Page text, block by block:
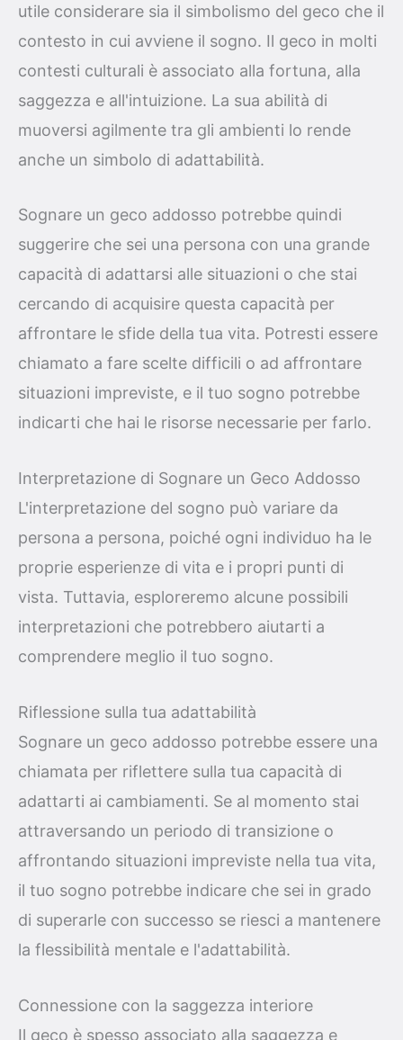
utile considerare sia il simbolismo del geco che il
contesto in cui avviene il sogno. Il geco in molti
contesti culturali è associato alla fortuna, alla
saggezza e all'intuizione. La sua abilità di
muoversi agilmente tra gli ambienti lo rende
anche un simbolo di adattabilità.
Sognare un geco addosso potrebbe quindi
suggerire che sei una persona con una grande
capacità di adattarsi alle situazioni o che stai
cercando di acquisire questa capacità per
affrontare le sfide della tua vita. Potresti essere
chiamato a fare scelte difficili o ad affrontare
situazioni impreviste, e il tuo sogno potrebbe
indicarti che hai le risorse necessarie per farlo.
Interpretazione di Sognare un Geco Addosso
L'interpretazione del sogno può variare da
persona a persona, poiché ogni individuo ha le
proprie esperienze di vita e i propri punti di
vista. Tuttavia, esploreremo alcune possibili
interpretazioni che potrebbero aiutarti a
comprendere meglio il tuo sogno.
Riflessione sulla tua adattabilità
Sognare un geco addosso potrebbe essere una
chiamata per riflettere sulla tua capacità di
adattarti ai cambiamenti. Se al momento stai
attraversando un periodo di transizione o
affrontando situazioni impreviste nella tua vita,
il tuo sogno potrebbe indicare che sei in grado
di superarle con successo se riesci a mantenere
la flessibilità mentale e l'adattabilità.
Connessione con la saggezza interiore
Il geco è spesso associato alla saggezza e